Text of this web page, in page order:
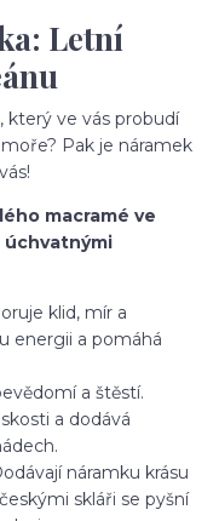
Letní
který ve vás probudí
Pak je náramek
macramé ve
úchvatnými
klid, mír a
energii a pomáhá
a štěstí.
a dodává
náramku krásu
skláři se pyšní